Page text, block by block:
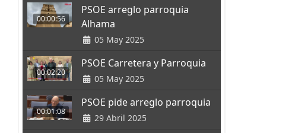
00:00:56
PSOE arreglo parroquia
Alhama
05 May 2025
00:02:20
PSOE Carretera y Parroquia
05 May 2025
00:01:08
PSOE pide arreglo parroquia
29 Abril 2025